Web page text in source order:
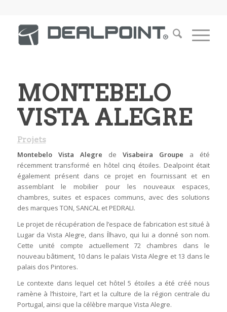
MONTEBELO
VISTA ALEGRE
Projets
Montebelo Vista Alegre deVisabeira Groupe a été
récemment transformé en hôtel cinq étoiles. Dealpoint était
également présent dans ce projet en fournissant et en
assemblant le mobilier pour les nouveaux espaces,
chambres, suites et espaces communs, avec des solutions
des marques TON, SANCAL et PEDRALI.
Le projet de récupération de l’espace de fabrication est situé à
Lugar da Vista Alegre, dans Ílhavo, qui lui a donné son nom.
Cette unité compte actuellement 72 chambres dans le
nouveau bâtiment, 10 dans le palais Vista Alegre et 13 dans le
palais dos Pintores.
Le contexte dans lequel cet hôtel 5 étoiles a été créé nous
ramène à l’histoire, l’art et la culture de la région centrale du
Portugal, ainsi que la célèbre marque Vista Alegre.